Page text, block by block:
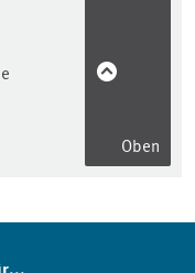
Oben